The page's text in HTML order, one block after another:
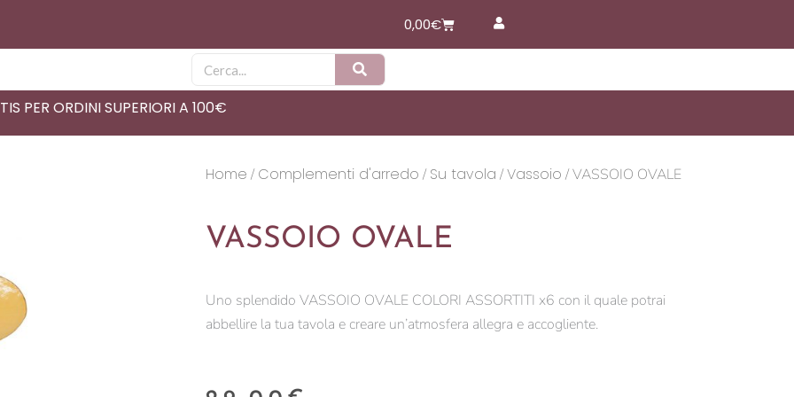
0,00€Carrello
Cerca
PER ORDINI SUPERIORI A 100€
Home /Complementi d'arredo /Su tavola /Vassoio / VASSOIO OVALE
VASSOIO OVALE
Uno splendido VASSOIO OVALE COLORI ASSORTITI x6 con il quale potrai
abbellire la tua tavola e creare un’atmosfera allegra e accogliente.